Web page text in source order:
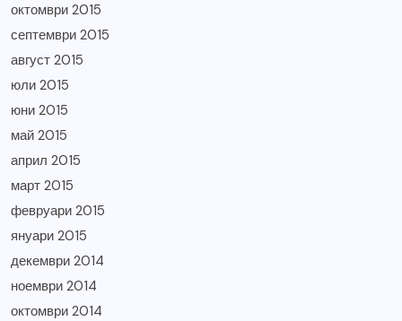
октомври 2015
септември 2015
август 2015
юли 2015
юни 2015
май 2015
април 2015
март 2015
февруари 2015
януари 2015
декември 2014
ноември 2014
октомври 2014